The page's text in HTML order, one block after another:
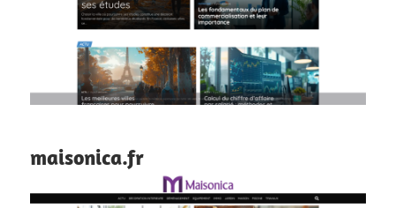
maisonica.fr